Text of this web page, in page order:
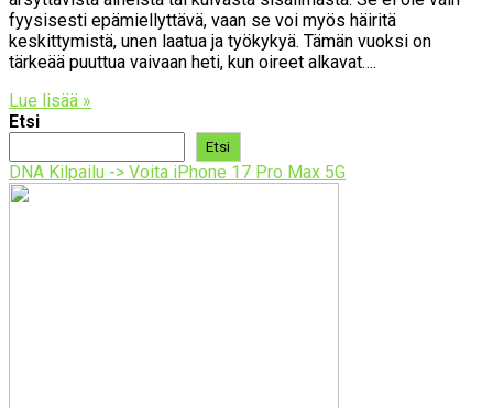
fyysisesti epämiellyttävä, vaan se voi myös häiritä
keskittymistä, unen laatua ja työkykyä. Tämän vuoksi on
tärkeää puuttua vaivaan heti, kun oireet alkavat….
Lue lisää »
Etsi
Etsi
DNA Kilpailu -> Voita iPhone 17 Pro Max 5G